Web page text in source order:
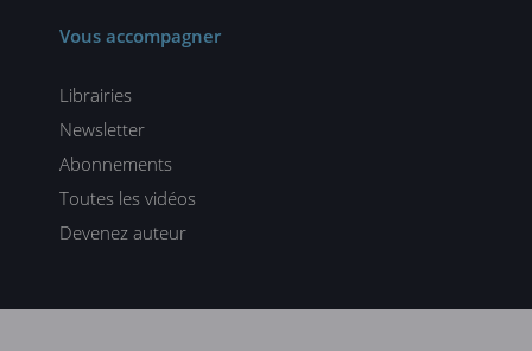
Vous accompagner
Librairies
Newsletter
Abonnements
Toutes les vidéos
Devenez auteur